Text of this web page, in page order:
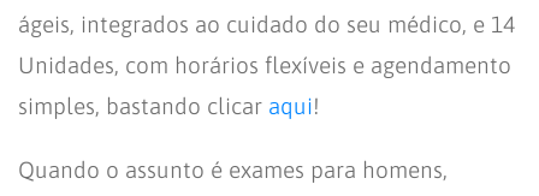
ágeis, integrados ao cuidado do seu médico, e 14
Unidades, com horários flexíveis e agendamento
simples, bastando clicar aqui!
Quando o assunto é exames para homens,